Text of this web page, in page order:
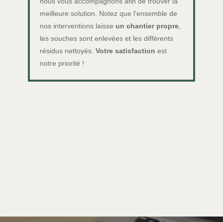
meilleure solution. Notez que l'ensemble de
nos interventions laisse un chantier propre
les souches sont enlevées et les différents
résidus nettoyés. Votre satisfaction est
notre priorité !